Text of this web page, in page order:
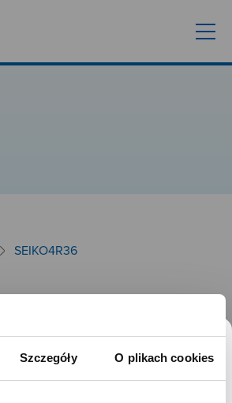
Szczegóły O plikach cookies
SEIKO4R36